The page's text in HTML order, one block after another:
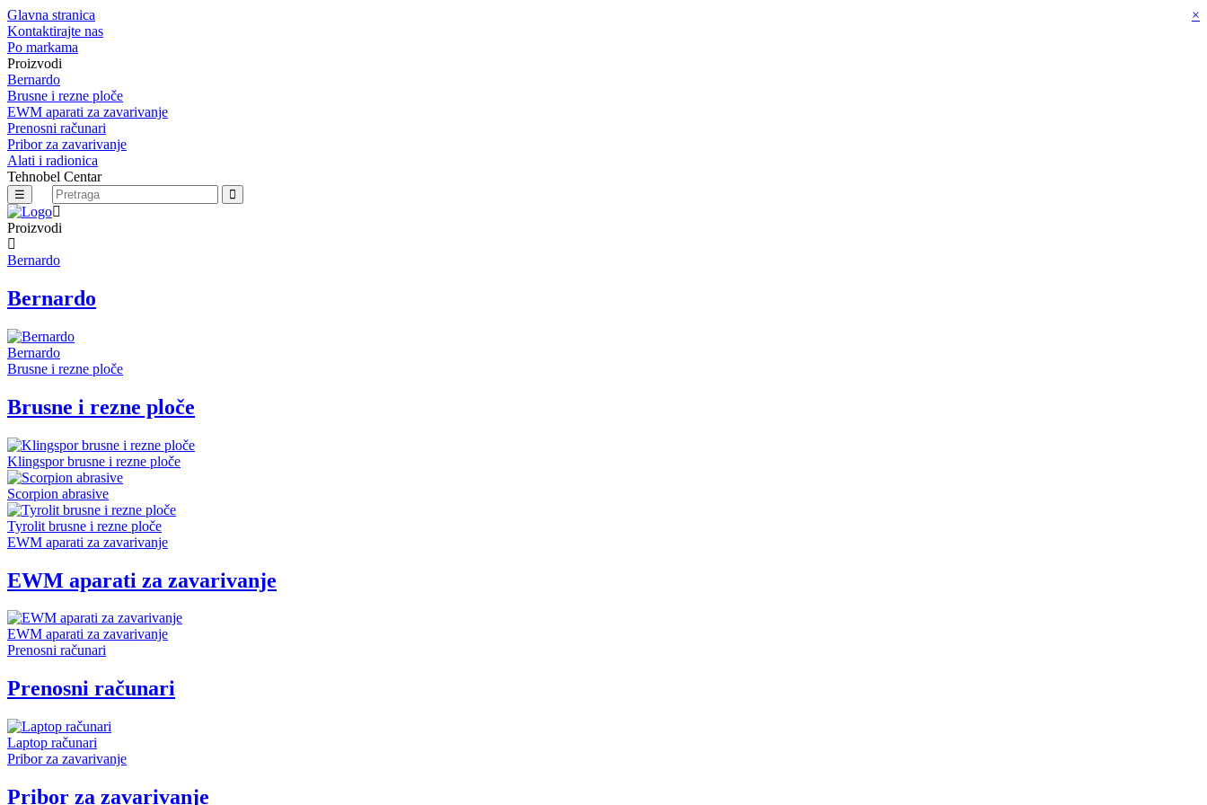
×
Glavna stranica
Kontaktirajte nas
Po markama
Proizvodi
Bernardo
Brusne i rezne ploče
EWM aparati za zavarivanje
Prenosni računari
Pribor za zavarivanje
Alati i radionica
Tehnobel Centar
☰
Proizvodi
Bernardo
Bernardo
Bernardo
Brusne i rezne ploče
Brusne i rezne ploče
Klingspor brusne i rezne ploče
Scorpion abrasive
Tyrolit brusne i rezne ploče
EWM aparati za zavarivanje
EWM aparati za zavarivanje
EWM aparati za zavarivanje
Prenosni računari
Prenosni računari
Laptop računari
Pribor za zavarivanje
Pribor za zavarivanje